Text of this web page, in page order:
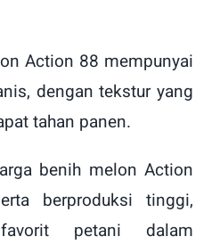
Action 88 mempunyai
dengan tekstur yang
tahan panen.
benih melon Action
berproduksi tinggi,
petani dalam